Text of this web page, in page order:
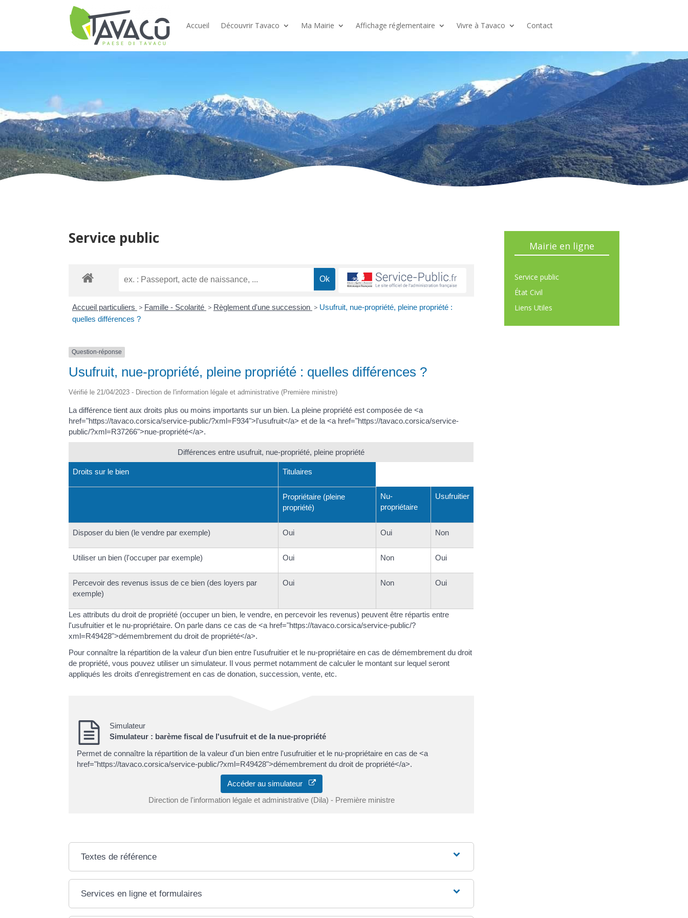
Accueil Découvrir Tavaco Ma Mairie Affichage réglementaire Vivre à Tavaco Contact
Service public
Accueil particuliers > Famille - Scolarité > Règlement d'une succession > Usufruit, nue-propriété, pleine propriété :
quelles différences ?
Question-réponse
Usufruit, nue-propriété, pleine propriété : quelles différences ?
Vérifié le 21/04/2023 - Direction de l'information légale et administrative (Première ministre)
La différence tient aux droits plus ou moins importants sur un bien. La pleine propriété est composée de <a
href="https://tavaco.corsica/service-public/?xml=F934">l'usufruit</a> et de la <a href="https://tavaco.corsica/service-
public/?xml=R37266">nue-propriété</a>.
Différences entre usufruit, nue-propriété, pleine propriété
Droits sur le bien Titulaires
Propriétaire (pleine
propriété)
Nu-
propriétaire
Usufruitier
Disposer du bien (le vendre par exemple) Oui Oui Non
Utiliser un bien (l'occuper par exemple) Oui Non Oui
Percevoir des revenus issus de ce bien (des loyers par
exemple)
Oui Non Oui
Les attributs du droit de propriété (occuper un bien, le vendre, en percevoir les revenus) peuvent être répartis entre
l'usufruitier et le nu-propriétaire. On parle dans ce cas de <a href="https://tavaco.corsica/service-public/?
xml=R49428">démembrement du droit de propriété</a>.
Pour connaître la répartition de la valeur d'un bien entre l'usufruitier et le nu-propriétaire en cas de démembrement du droit
de propriété, vous pouvez utiliser un simulateur. Il vous permet notamment de calculer le montant sur lequel seront
appliqués les droits d'enregistrement en cas de donation, succession, vente, etc.
Simulateur
Simulateur : barème fiscal de l'usufruit et de la nue-propriété
Permet de connaître la répartition de la valeur d'un bien entre l'usufruitier et le nu-propriétaire en cas de <a
href="https://tavaco.corsica/service-public/?xml=R49428">démembrement du droit de propriété</a>.
Accéder au simulateur
Direction de l'information légale et administrative (Dila) - Première ministre
Textes de référence
Services en ligne et formulaires
Mairie en ligne
Service public
État Civil
Liens Utiles